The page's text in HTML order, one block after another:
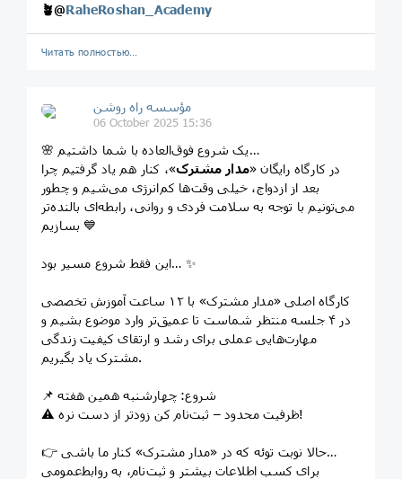
🪴@RaheRoshan_Academy
Читать полностью…
مؤسسه راه روشن
06 October 2025 15:36
🌸 یک شروع فوق‌العاده با شما داشتیم…
در کارگاه رایگان «مدار مشترک»، کنار هم یاد گرفتیم چرا
بعد از ازدواج، خیلی وقت‌ها کم‌انرژی می‌شیم و چطور
می‌تونیم با توجه به سلامت فردی و روانی، رابطه‌ای بالنده‌تر
بسازیم 💙
این فقط شروع مسیر بود… ✨
کارگاه اصلی «مدار مشترک» با ۱۲ ساعت آموزش تخصصی
در ۴ جلسه منتظر شماست تا عمیق‌تر وارد موضوع بشیم و
مهارت‌هایی عملی برای رشد و ارتقای کیفیت زندگی
مشترک یاد بگیریم.
📌 شروع: چهارشنبه همین هفته
⚠️ ظرفیت محدود – ثبت‌نام کن زودتر از دست نره!
👉 حالا نوبت توئه که در «مدار مشترک» کنار ما باشی…
برای کسب اطلاعات بیشتر و ثبت‌نام، به روابط‌عمومی